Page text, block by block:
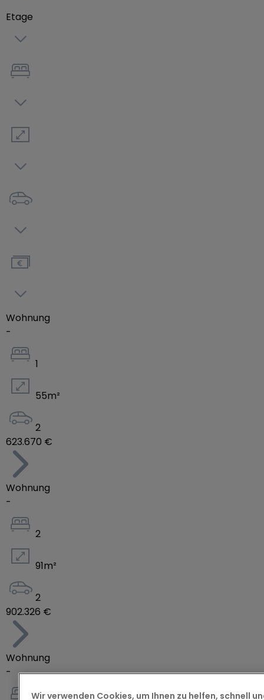
Alle unsere Preise beinhalten ?Grundstück +
Parkplätze + Bau?, Mehrwertsteuer zu 3 % und 17 %
Dossiers durch die Registrierungsverwaltung für den
Etage
Wohnung
-
1
55m²
2
623.670 €
Wohnung
-
2
91m²
2
902.326 €
Wohnung
-
Wir verwenden Cookies, um Ihnen zu helfen, schnell